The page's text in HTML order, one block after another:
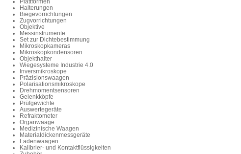
Halterungen
Biegevorrichtungen
Zugvorrichtungen
Objektive
Messinstrumente
Set zur Dichtebestimmung
Mikroskopkameras
Mikroskopkondensoren
Objekthalter
Wiegesysteme Industrie 4.0
Inversmikroskope
Präzisionswaagen
Polarisationsmikroskope
Drehmomentsensoren
Gelenkköpfe
Prüfgewichte
Auswertegeräte
Refraktometer
Organwaage
Medizinische Waagen
Materialdickenmessgeräte
Ladenwaagen
Kalibrier- und Kontaktflüssigkeiten